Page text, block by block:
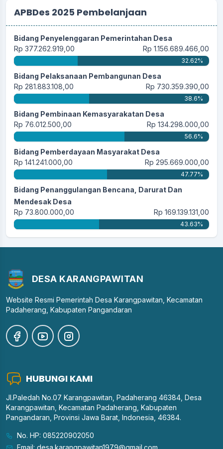
APBDes 2025 Pembelanjaan
Bidang Penyelenggaran Pemerintahan Desa
Rp 377.262.919,00
Rp 1.156.689.466,00
32.62%
Bidang Pelaksanaan Pembangunan Desa
Rp 281.883.108,00
Rp 730.359.390,00
38.6%
Bidang Pembinaan Kemasyarakatan Desa
Rp 76.012.500,00
Rp 134.298.000,00
56.6%
Bidang Pemberdayaan Masyarakat Desa
Rp 141.241.000,00
Rp 295.669.000,00
47.77%
Bidang Penanggulangan Bencana, Darurat Dan
Mendesak Desa
Rp 73.800.000,00
Rp 169.139.131,00
43.63%
DESA KARANGPAWITAN
Website Resmi Pemerintah Desa Karangpawitan, Kecamatan
Padaherang, Kabupaten Pangandaran
HUBUNGI KAMI
Jl.Paledah No.07 Karangpawitan, Padaherang 46384, Desa
Karangpawitan, Kecamatan Padaherang, Kabupaten
Pangandaran, Provinsi Jawa Barat, Indonesia, 46384.
No. HP: 085220902050